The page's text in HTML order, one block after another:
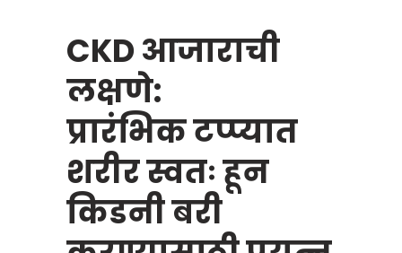
CKD आजाराची
लक्षणे:
प्रारंभिक टप्प्यात
शरीर स्वतः हून
किडनी बरी